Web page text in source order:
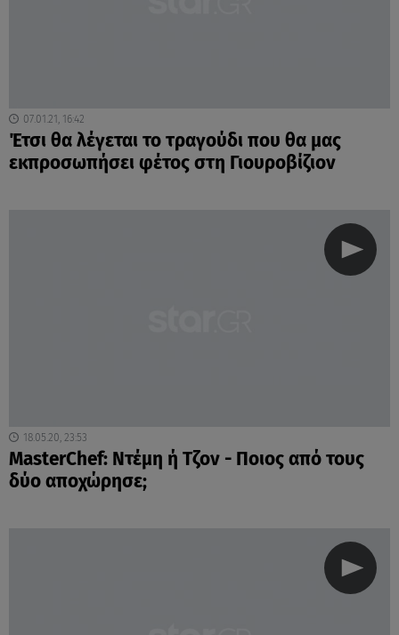
07.01.21, 16:42
Έτσι θα λέγεται το τραγούδι που θα μας
εκπροσωπήσει φέτος στη Γιουροβίζιον
18.05.20, 23:53
MasterChef: Ντέμη ή Τζον - Ποιος από τους
δύο αποχώρησε;